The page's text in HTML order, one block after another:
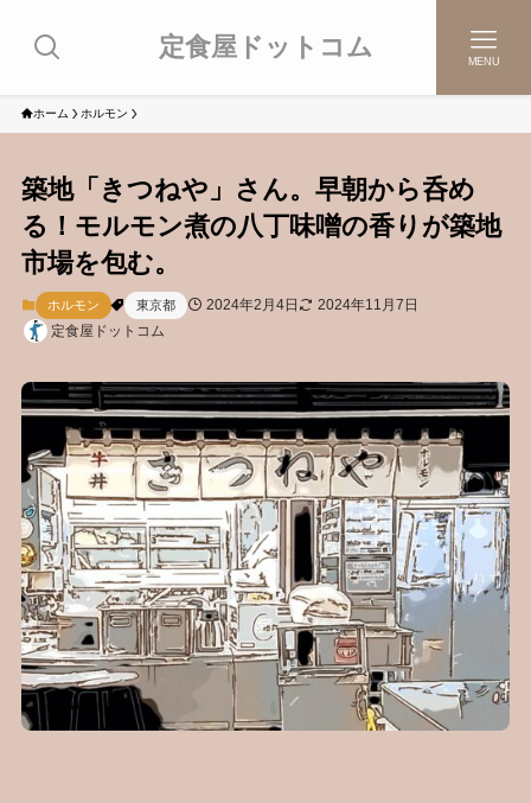
定食屋ドットコム MENU
ホーム ホルモン
築地「きつねや」さん。早朝から呑め
る！モルモン煮の八丁味噌の香りが築地
市場を包む。
ホルモン 東京都 2024年2月4日
2024年11月7日
定食屋ドットコム